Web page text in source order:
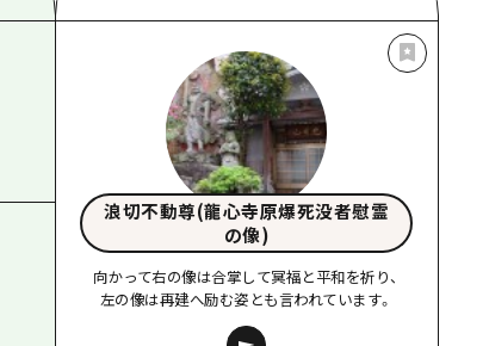
浪切不動尊(龍心寺原爆死没者慰霊
の像)
向かって右の像は合掌して冥福と平和を祈り、
左の像は再建へ励む姿とも言われています。